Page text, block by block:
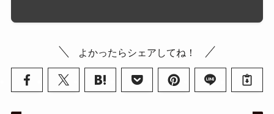
よかったらシェアしてね！